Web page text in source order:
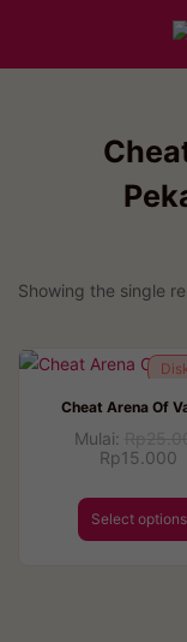
Showing the single
Cheat Arena Of
Mulai:
Rp15.000
Select options